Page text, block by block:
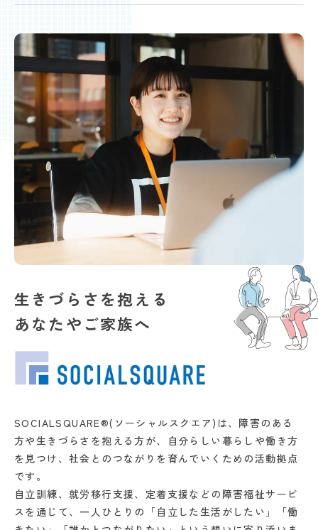
生きづらさを抱える
あなたやご家族へ
SOCIALSQUARE®(ソーシャルスクエア)は、障害のある
方や生きづらさを抱える方が、自分らしい暮らしや働き方
を見つけ、社会とのつながりを育んでいくための活動拠点
です。
自立訓練、就労移行支援、定着支援などの障害福祉サービ
スを通じて、一人ひとりの「自立した生活がしたい」「働